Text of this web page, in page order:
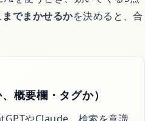
でまかせるかを決めると、合
概要欄・タグか）